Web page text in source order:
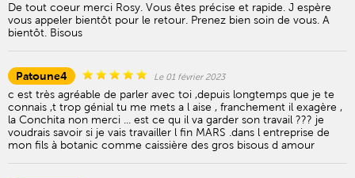
De tout coeur merci Rosy. Vous êtes précise et rapide. J espère
vous appeler bientôt pour le retour. Prenez bien soin de vous. A
bientôt. Bisous
Patoune4 Le 01 février 2023
c est très agréable de parler avec toi ,depuis longtemps que je te
connais ,t trop génial tu me mets a l aise , franchement il exagère ,
la Conchita non merci ... est ce qu il va garder son travail ??? je
voudrais savoir si je vais travailler l fin MARS .dans l entreprise de
mon fils à botanic comme caissière des gros bisous d amour